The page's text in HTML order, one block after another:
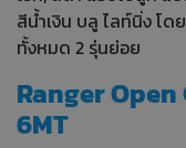
สีน้ำเงิน บลู ไลท์นิ่ง โด
ทั้งหมด 2 รุ่นย่อย
Ranger Open
6MT